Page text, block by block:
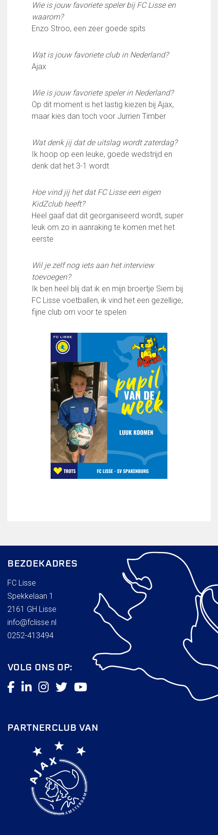
VOLG ONS OP:
Wie is jouw favoriete speler bij FC Lisse en
waarom?
Enzo Stroo, een zeer goede spits
Wat is jouw favoriete club in Nederland?
Ajax
Wie is jouw favoriete speler in Nederland?
Op dit moment is het lastig kiezen bij Ajax,
maar kies dan toch voor Jurrien Timber
Wat denk jij dat de uitslag wordt zaterdag?
Ik hoop op een leuke, goede wedstrijd en
denk dat het 3-1 wordt
Hoe vind jij het dat FC Lisse een eigen
KidZclub heeft?
Heel gaaf dat dit georganiseerd wordt, super
leuk om zo in aanraking te komen met het
eerste
Wil je zelf nog iets aan het interview
toevoegen?
Ik ben heel blij dat ik en mijn broertje Siem bij
FC Lisse voetballen, ik vind het een gezellige,
fijne club om voor te spelen
BEZOEKADRES
FC Lisse
Spekkelaan 1
2161 GH Lisse
info@fclisse.nl
0252-413494
VOLG ONS OP:
PARTNERCLUB VAN